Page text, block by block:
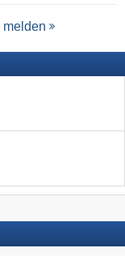
melden